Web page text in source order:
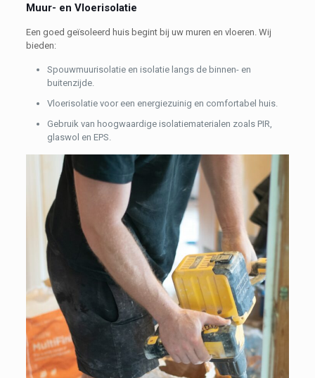
Muur- en Vloerisolatie
Een goed geïsoleerd huis begint bij uw muren en vloeren. Wij
bieden:
Spouwmuurisolatie en isolatie langs de binnen- en
buitenzijde.
Vloerisolatie voor een energiezuinig en comfortabel huis.
Gebruik van hoogwaardige isolatiematerialen zoals PIR,
glaswol en EPS.